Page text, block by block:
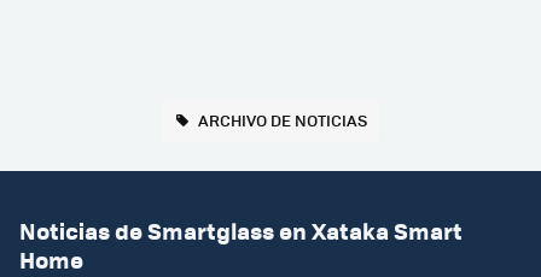
ARCHIVO DE NOTICIAS
Noticias de Smartglass en Xataka Smart
Home